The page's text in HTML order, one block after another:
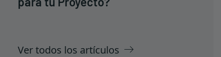
Ver todos los artículos